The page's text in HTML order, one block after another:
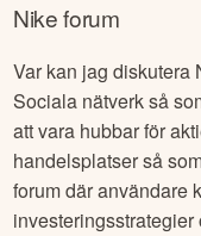
Nikeforum
Var kan jag diskutera
Sociala nätverk så
att vara hubbar för
handelsplatser så
forum där användare